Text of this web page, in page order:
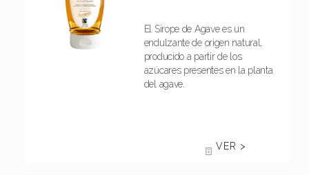
El Sirope de Agave es un
endulzante de origen natural,
producido a partir de los
azúcares presentes en la planta
del agave.
VER >